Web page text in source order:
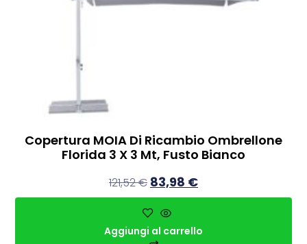
Copertura MOIA Di Ricambio Ombrellone
Florida 3 X 3 Mt, Fusto Bianco
121,52€ 83,98 €
Aggiungi al carrello